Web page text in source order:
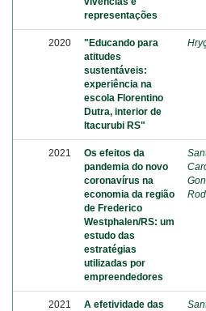
representações
2020
"Educando para
atitudes
sustentáveis:
experiência na
escola Florentino
Dutra, interior de
Itacurubi RS"
2021
Os efeitos da
pandemia do novo
coronavírus na
economia da região
de Frederico
Westphalen/RS: um
estudo das
estratégias
utilizadas por
empreendedores
2021
A efetividade das